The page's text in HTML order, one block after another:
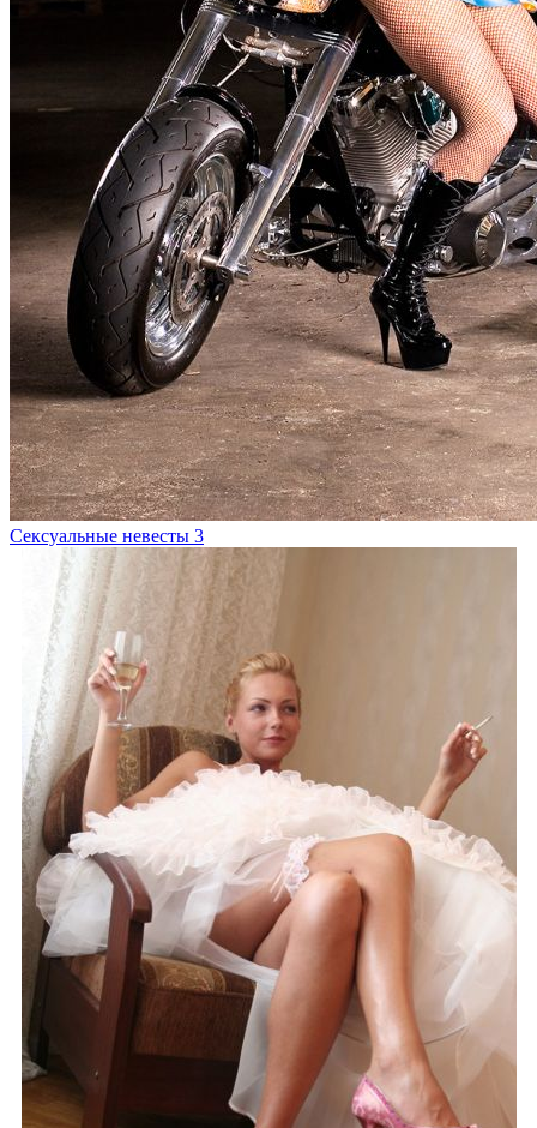
Сексуальные невесты 3